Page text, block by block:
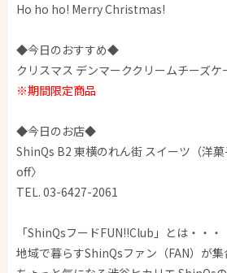
Ho ho ho! Merry Christmas!
◆今日のおすすめ◆
クリスマス デンマーククリームチーズ
※期間限定商品
◆今日のお店◆
ShinQs B2 東横のれん街 スイーツ（洋
off〉
TEL. 03-6427-2061
「ShinQsフードFUN!!Club」とは・・・
地域で暮らすShinQsファン（FAN）が集